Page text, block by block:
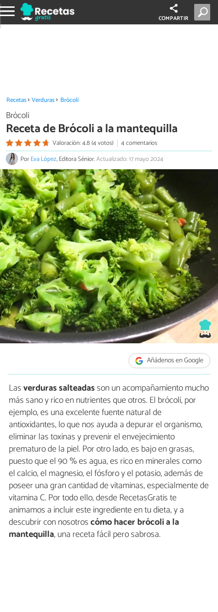
COMPARTIR
Recetas Verduras Brócoli
Brócoli
Receta de Brócoli a la mantequilla
Valoración: 4.8 (4 votos)
4 comentarios
PorEva López, Editora Sénior.Actualizado: 17 mayo 2024
Añádenos en Google
Lasverduras salteadasson un acompañamiento mucho
más sano y rico en nutrientes que otros. El brócoli, por
ejemplo, es una excelente fuente natural de
antioxidantes, lo que nos ayuda a depurar el organismo,
eliminar las toxinas y prevenir el envejecimiento
prematuro de la piel. Por otro lado, es bajo en grasas,
puesto que el 90 % es agua, es rico en minerales como
el calcio, el magnesio, el fósforo y el potasio, además de
poseer una gran cantidad de vitaminas, especialmente de
vitamina C. Por todo ello, desde RecetasGratis te
animamos a incluir este ingrediente en tu dieta, y a
descubrir con nosotroscómo hacer brócoli a la
mantequilla, una receta fácil pero sabrosa.